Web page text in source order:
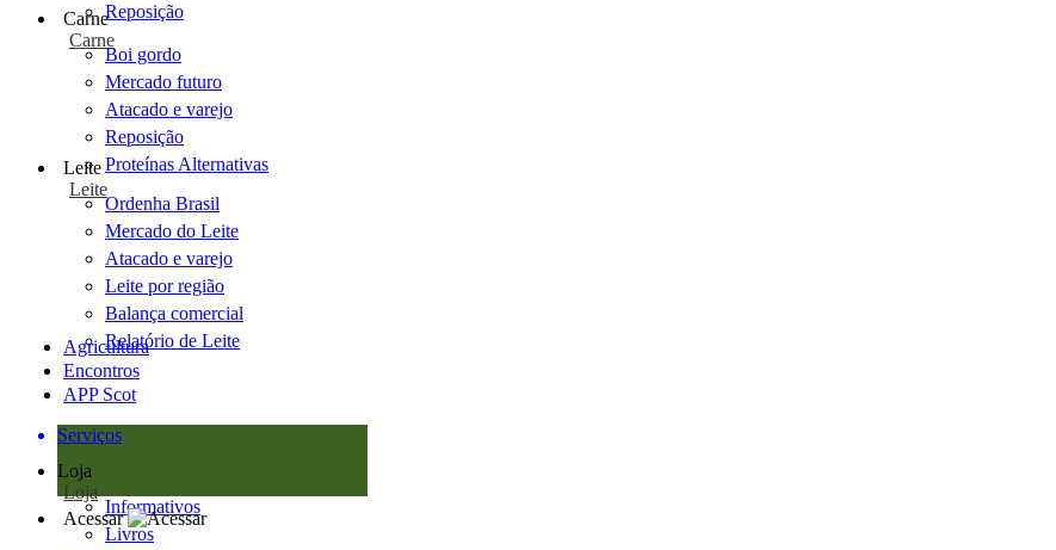
Reposição
Carne
Carne
Boi gordo
Mercado futuro
Atacado e varejo
Reposição
Proteínas Alternativas
Leite
Leite
Ordenha Brasil
Mercado do Leite
Atacado e varejo
Leite por região
Balança comercial
Relatório de Leite
Agricultura
Encontros
APP Scot
Serviços
Loja
Loja
Informativos
Livros
Acessar